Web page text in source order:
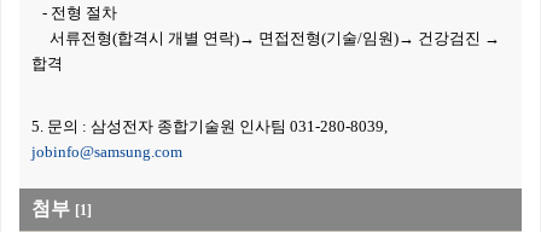
- 전형 절차
서류전형(합격시 개별 연락)→ 면접전형(기술/임원)→ 건강검진 →
합격
5. 문의 : 삼성전자 종합기술원 인사팀 031-280-8039,
jobinfo@samsung.com
첨부 [1]